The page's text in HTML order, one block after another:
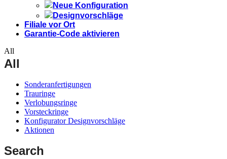
Neue Konfiguration
Designvorschläge
Filiale vor Ort
Garantie-Code aktivieren
All
All
Sonderanfertigungen
Trauringe
Verlobungsringe
Vorsteckringe
Konfigurator Designvorschläge
Aktionen
Search